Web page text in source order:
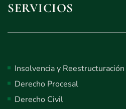
SERVICIOS
Insolvencia y Reestructuración
Derecho Procesal
Derecho Civil